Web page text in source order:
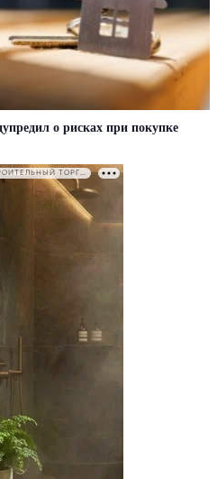
о рисках при покупке
РЕКЛАМА • ООО СТРОИТЕЛЬНЫЙ ТОРГОВЫЙ ДОМ «ПЕТРОВИЧ». ИНН: 7802348846